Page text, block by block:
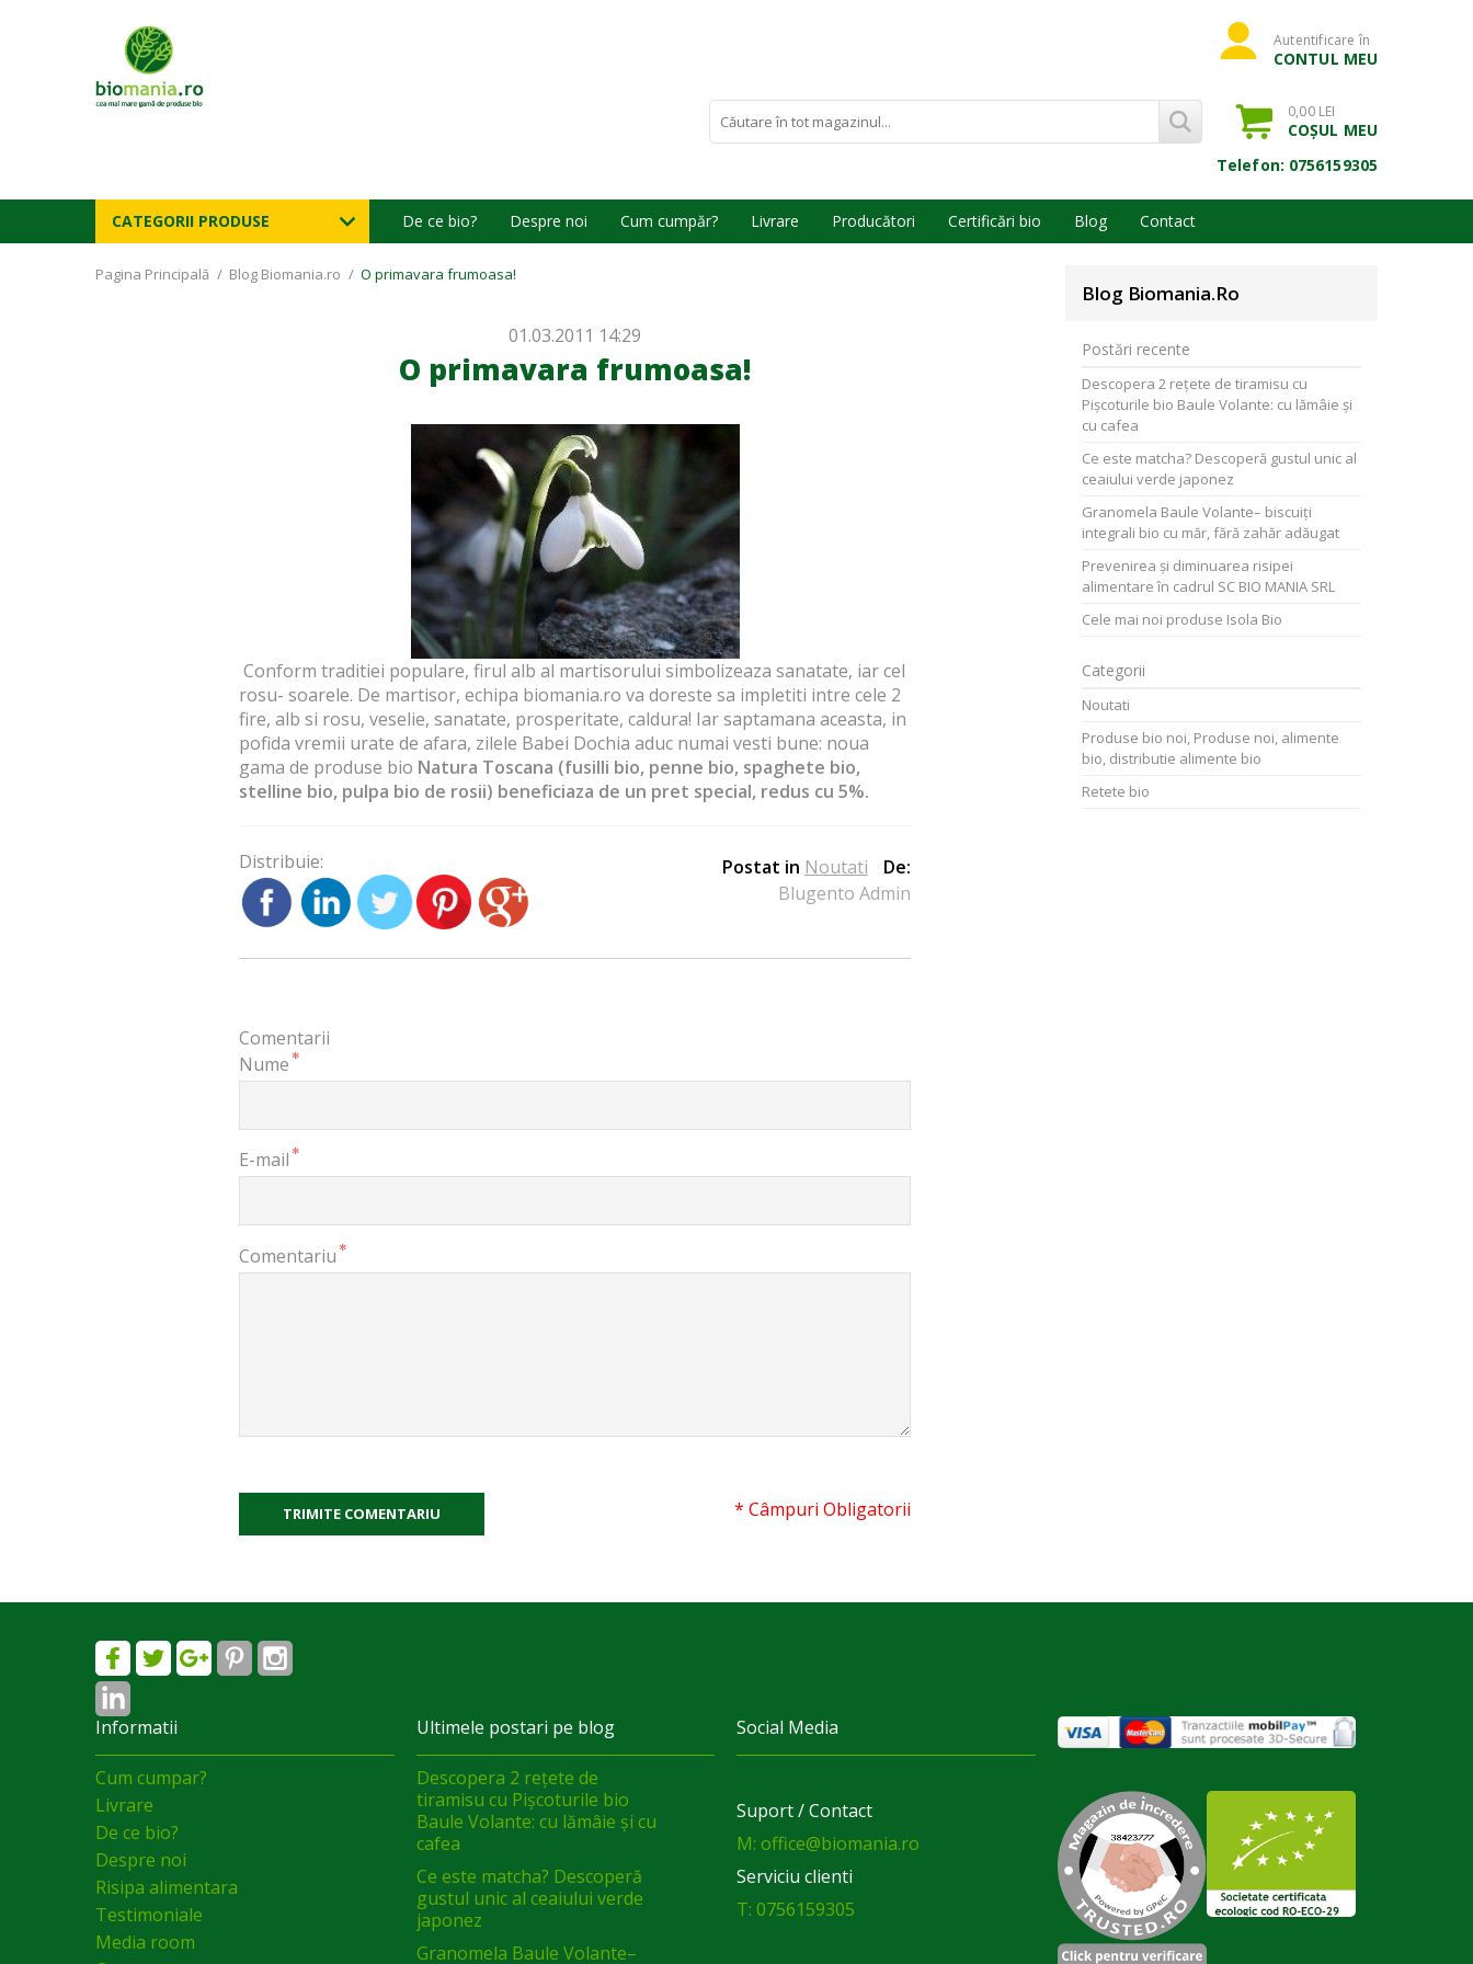
Autentificare în
CONTUL MEU
0,00 LEI
COȘUL MEU
Telefon: 0756159305
CATEGORII PRODUSE De ce bio? Despre noi Cum cumpăr? Livrare Producători Certificări bio Blog Contact
Pagina Principală / Blog Biomania.ro / O primavara frumoasa!
O primavara frumoasa!
01.03.2011 14:29
Conform traditiei populare, firul alb al martisorului simbolizeaza sanatate, iar cel
rosu- soarele. De martisor, echipa biomania.ro va doreste sa impletiti intre cele 2
fire, alb si rosu, veselie, sanatate, prosperitate, caldura! Iar saptamana aceasta, in
pofida vremii urate de afara, zilele Babei Dochia aduc numai vesti bune: noua
gama de produse bio Natura Toscana (fusilli bio, penne bio, spaghete bio,
stelline bio, pulpa bio de rosii) beneficiaza de un pret special, redus cu 5%.
Distribuie: Postat in Noutati
De:
Blugento Admin
Comentarii
Nume *
E-mail *
Comentariu *
* Câmpuri Obligatorii
TRIMITE COMENTARIU
Blog Biomania.ro
Postări recente
Descopera 2 rețete de tiramisu cu
Pișcoturile bio Baule Volante: cu lămâie și
cu cafea
Ce este matcha? Descoperă gustul unic al
ceaiului verde japonez
Granomela Baule Volante– biscuiți
integrali bio cu măr, fără zahăr adăugat
Prevenirea și diminuarea risipei
alimentare în cadrul SC BIO MANIA SRL
Cele mai noi produse Isola Bio
Categorii
Noutati
Produse bio noi, Produse noi, alimente
bio, distributie alimente bio
Retete bio
Informatii
Cum cumpar?
Livrare
De ce bio?
Despre noi
Risipa alimentara
Testimoniale
Media room
Ultimele postari pe blog
Descopera 2 rețete de
tiramisu cu Pișcoturile bio
Baule Volante: cu lămâie și cu
cafea
Ce este matcha? Descoperă
gustul unic al ceaiului verde
japonez
Granomela Baule Volante–
Social Media
Suport / Contact
M: office@biomania.ro
Serviciu clienti
T: 0756159305